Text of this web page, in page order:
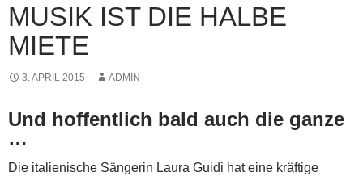
MUSIK IST DIE HALBE
MIETE
3. APRIL 2015 ADMIN
Und hoffentlich bald auch die ganze
…
Die italienische Sängerin Laura Guidi hat eine kräftige